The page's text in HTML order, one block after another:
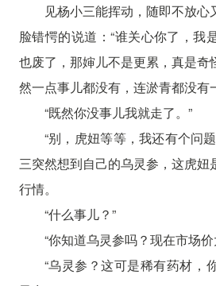
见杨小三能挥动，随即不放
脸错愕的说道：“谁关心你了，我
也废了，那婶儿不是更累，真是奇
然一点事儿都没有，连淤青都没有
“既然你没事儿我就走了。”
“别，虎妞等等，我还有个问
三突然想到自己的乌灵参，这虎妞
行情。
“什么事儿？”
“你知道乌灵参吗？现在市场
“乌灵参？这可是稀有药材，